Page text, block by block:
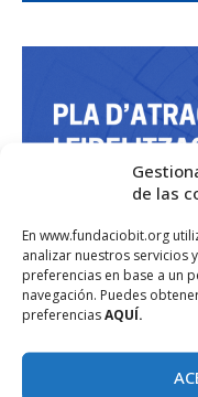
de las
En www.fundaciobit.org
analizar nuestros servicios
preferencias en base a un
navegación. Puedes
preferenciasAQUÍ.